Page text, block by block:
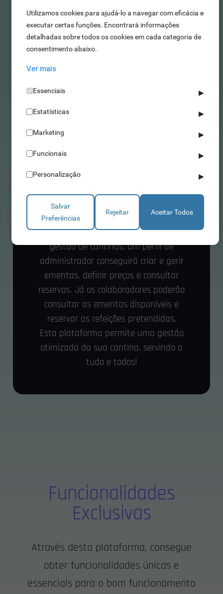
produtividade e redução de custos!
A sugestão
dos chefs
No IdCanteen Cloud, o software de
gestão de cantinas, um perfil de
administrador conseguirá criar e gerir
ementas, definir preços e consultar
reservas. Já os colaboradores poderão
consultar as ementas disponíveis e
reservar as refeições pretendidas.
Esta plataforma permite uma gestão
otimizada da sua cantina, servindo a
tudo e todos!
Funcionalidades
Exclusivas
Através desta plataforma, consegue
obter funcionalidades únicas e
essenciais para o bom funcionamento
Utilizamos cookies para ajudá-lo a navegar com eficácia e
executar certas funções. Encontrará informações
detalhadas sobre todos os cookies em cada categoria de
consentimento abaixo.
Ver mais
Essenciais ▶
Estatísticas ▶
Marketing ▶
Funcionais ▶
Personalização ▶
Salvar
Preferências
Rejeitar Aceitar Todos